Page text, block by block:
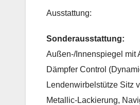
Ausstattung:
Sonderausstattung:
Außen-/Innenspiegel mit
Dämpfer Control
Lendenwirbelstütze Sitz
Metallic-Lackierung,